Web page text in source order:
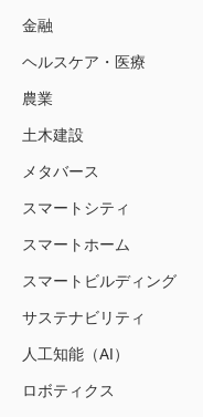
金融
ヘルスケア・医療
農業
土木建設
メタバース
スマートシティ
スマートホーム
スマートビルディング
サステナビリティ
人工知能（AI）
ロボティクス